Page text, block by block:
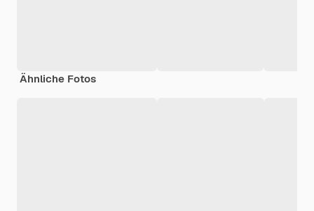
Ähnliche Fotos